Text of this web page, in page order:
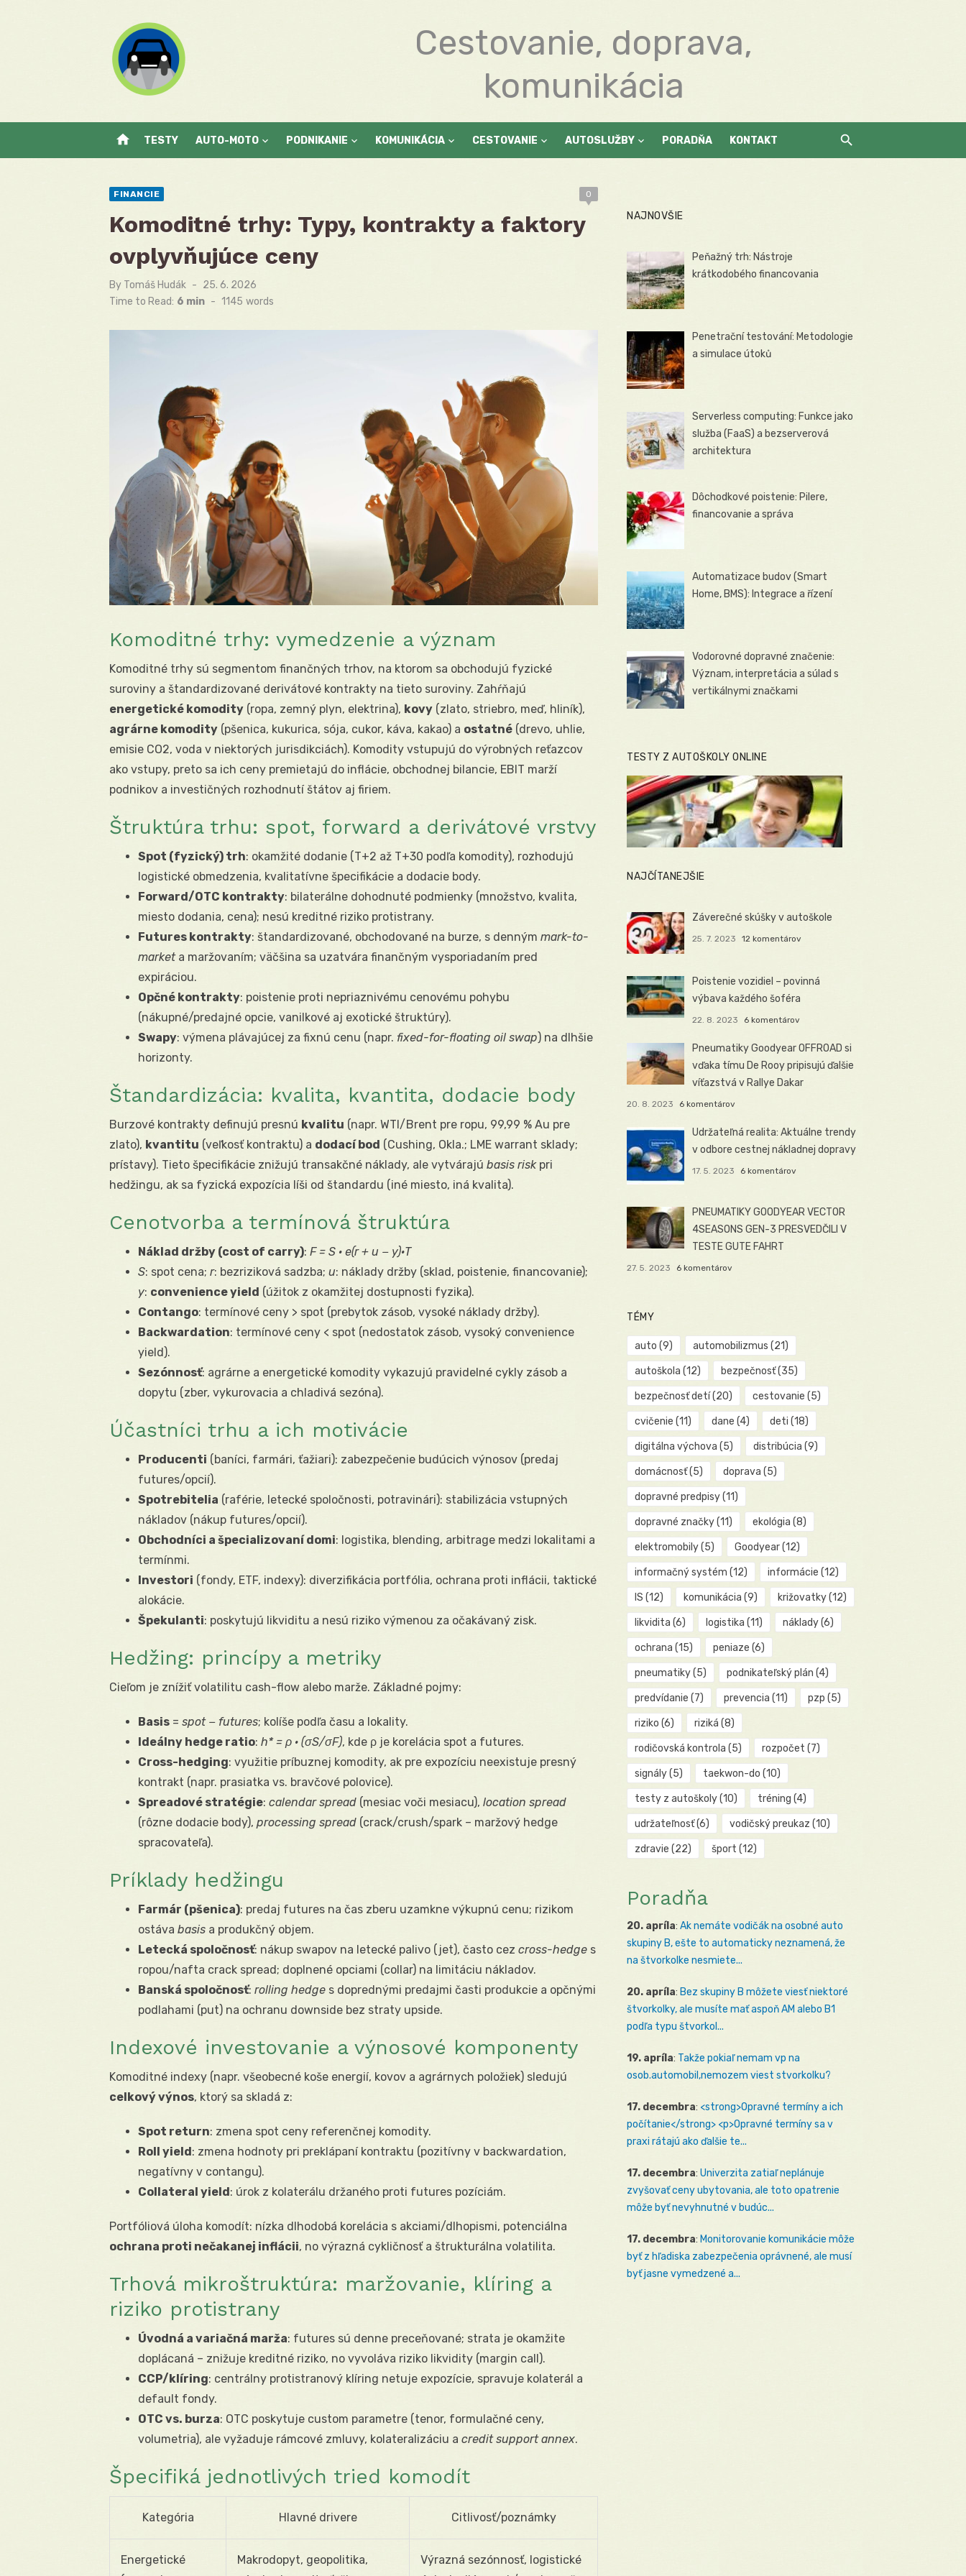
Cestovanie, doprava,
komunikácia
home TESTY AUTO-MOTO PODNIKANIE KOMUNIKÁCIA CESTOVANIE AUTOSLUŽBY PORADŇA KONTAKT
FINANCIE 0
Komoditné trhy: Typy, kontrakty a faktory
ovplyvňujúce ceny
By Tomáš Hudák
Posted
on
25. 6. 2026
Time to Read: 6 min - 1145 words
Komoditné trhy: vymedzenie a význam
Komoditné trhy sú segmentom finančných trhov, na ktorom sa obchodujú fyzické
suroviny a štandardizované derivátové kontrakty na tieto suroviny. Zahŕňajú
energetické komodity (ropa, zemný plyn, elektrina), kovy (zlato, striebro, meď, hliník),
agrárne komodity (pšenica, kukurica, sója, cukor, káva, kakao) a ostatné (drevo, uhlie,
emisie CO2, voda v niektorých jurisdikciách). Komodity vstupujú do výrobných reťazcov
ako vstupy, preto sa ich ceny premietajú do inflácie, obchodnej bilancie, EBIT marží
podnikov a investičných rozhodnutí štátov aj firiem.
Štruktúra trhu: spot, forward a derivátové vrstvy
Spot (fyzický) trh: okamžité dodanie (T+2 až T+30 podľa komodity), rozhodujú
logistické obmedzenia, kvalitatívne špecifikácie a dodacie body.
Forward/OTC kontrakty: bilaterálne dohodnuté podmienky (množstvo, kvalita,
miesto dodania, cena); nesú kreditné riziko protistrany.
Futures kontrakty: štandardizované, obchodované na burze, s denným mark-to-
marketa maržovaním; väčšina sa uzatvára finančným vysporiadaním pred
expiráciou.
Opčné kontrakty: poistenie proti nepriaznivému cenovému pohybu
(nákupné/predajné opcie, vanilkové aj exotické štruktúry).
Swapy: výmena plávajúcej za fixnú cenu (napr. fixed-for-floating oil swap) na dlhšie
horizonty.
Štandardizácia: kvalita, kvantita, dodacie body
Burzové kontrakty definujú presnú kvalitu (napr. WTI/Brent pre ropu, 99,99 % Au pre
zlato), kvantitu (veľkosť kontraktu) a dodací bod (Cushing, Okla.; LME warrant sklady;
prístavy). Tieto špecifikácie znižujú transakčné náklady, ale vytvárajú basis riskpri
hedžingu, ak sa fyzická expozícia líši od štandardu (iné miesto, iná kvalita).
Cenotvorba a termínová štruktúra
Náklad držby (cost of carry): F = S · e(r + u − y)·T
S: spot cena; r: bezriziková sadzba; u: náklady držby (sklad, poistenie, financovanie);
y: convenience yield (úžitok z okamžitej dostupnosti fyzika).
Contango: termínové ceny > spot (prebytok zásob, vysoké náklady držby).
Backwardation: termínové ceny < spot (nedostatok zásob, vysoký convenience
yield).
Sezónnosť: agrárne a energetické komodity vykazujú pravidelné cykly zásob a
dopytu (zber, vykurovacia a chladivá sezóna).
Účastníci trhu a ich motivácie
Producenti (baníci, farmári, ťažiari): zabezpečenie budúcich výnosov (predaj
futures/opcií).
Spotrebitelia (raférie, letecké spoločnosti, potravinári): stabilizácia vstupných
nákladov (nákup futures/opcií).
Obchodníci a špecializovaní domi: logistika, blending, arbitrage medzi lokalitami a
termínmi.
Investori (fondy, ETF, indexy): diverzifikácia portfólia, ochrana proti inflácii, taktické
alokácie.
Špekulanti: poskytujú likviditu a nesú riziko výmenou za očakávaný zisk.
Hedžing: princípy a metriky
Cieľom je znížiť volatilitu cash-flow alebo marže. Základné pojmy:
Basis = spot − futures; kolíše podľa času a lokality.
Ideálny hedge ratio: h* = ρ · (σS/σF), kde ρ je korelácia spot a futures.
Cross-hedging: využitie príbuznej komodity, ak pre expozíciu neexistuje presný
kontrakt (napr. prasiatka vs. bravčové polovice).
Spreadové stratégie: calendar spread (mesiac voči mesiacu), location spread
(rôzne dodacie body), processing spread (crack/crush/spark – maržový hedge
spracovateľa).
Príklady hedžingu
Farmár (pšenica): predaj futures na čas zberu uzamkne výkupnú cenu; rizikom
ostáva basis a produkčný objem.
Letecká spoločnosť: nákup swapov na letecké palivo (jet), často cez cross-hedge s
ropou/nafta crack spread; doplnené opciami (collar) na limitáciu nákladov.
Banská spoločnosť: rolling hedge s doprednými predajmi časti produkcie a opčnými
podlahami (put) na ochranu downside bez straty upside.
Indexové investovanie a výnosové komponenty
Komoditné indexy (napr. všeobecné koše energií, kovov a agrárnych položiek) sledujú
celkový výnos, ktorý sa skladá z:
Spot return: zmena spot ceny referenčnej komodity.
Roll yield : zmena hodnoty pri preklápaní kontraktu (pozitívny v backwardation,
negatívny v contangu).
Collateral yield : úrok z kolaterálu držaného proti futures pozíciám.
Portfóliová úloha komodít: nízka dlhodobá korelácia s akciami/dlhopismi, potenciálna
ochrana proti nečakanej inflácii, no výrazná cykličnosť a štrukturálna volatilita.
Trhová mikroštruktúra: maržovanie, klíring a
riziko protistrany
Úvodná a variačná marža: futures sú denne preceňované; strata je okamžite
doplácaná – znižuje kreditné riziko, no vyvoláva riziko likvidity (margin call).
CCP/klíring: centrálny protistranový klíring netuje expozície, spravuje kolaterál a
default fondy.
OTC vs. burza: OTC poskytuje custom parametre (tenor, formulačné ceny,
volumetria), ale vyžaduje rámcové zmluvy, kolateralizáciu a credit support annex.
Špecifiká jednotlivých tried komodít
Kategória Hlavné drivere Citlivosť/poznámky
Energetické
Makrodopyt, geopolitika,
Výrazná sezónnosť, logistické
NAJNOVŠIE
Peňažný trh: Nástroje
krátkodobého financovania
Penetrační testování: Metodologie
a simulace útoků
Serverless computing: Funkce jako
služba (FaaS) a bezserverová
architektura
Dôchodkové poistenie: Pilere,
financovanie a správa
Automatizace budov (Smart
Home, BMS): Integrace a řízení
Vodorovné dopravné značenie:
Význam, interpretácia a súlad s
vertikálnymi značkami
TESTY Z AUTOŠKOLY ONLINE
NAJČÍTANEJŠIE
Záverečné skúšky v autoškole
25. 7. 2023 12 komentárov
Poistenie vozidiel – povinná
výbava každého šoféra
22. 8. 2023 6 komentárov
Pneumatiky Goodyear OFFROAD si
vďaka tímu De Rooy pripisujú ďalšie
víťazstvá v Rallye Dakar
20. 8. 2023 6 komentárov
Udržateľná realita: Aktuálne trendy
v odbore cestnej nákladnej dopravy
17. 5. 2023 6 komentárov
PNEUMATIKY GOODYEAR VECTOR
4SEASONS GEN-3 PRESVEDČILI V
TESTE GUTE FAHRT
27. 5. 2023 6 komentárov
TÉMY
auto (9) automobilizmus (21)
autoškola (12) bezpečnosť(35)
bezpečnosť detí(20) cestovanie (5)
cvičenie (11) dane (4) deti (18)
digitálna výchova (5) distribúcia (9)
domácnosť(5) doprava (5)
dopravné predpisy(11)
dopravné značky(11) ekológia (8)
elektromobily(5) Goodyear(12)
informačný systém (12) informácie (12)
IS (12) komunikácia (9) križovatky(12)
likvidita (6) logistika (11) náklady(6)
ochrana (15) peniaze (6)
pneumatiky(5) podnikateľský plán (4)
predvídanie (7) prevencia (11) pzp (5)
riziko (6) riziká (8)
rodičovská kontrola (5) rozpočet (7)
signály(5) taekwon-do (10)
testy z autoškoly(10) tréning (4)
udržateľnosť(6) vodičský preukaz (10)
zdravie (22) šport (12)
Poradňa
20. apríla: Ak nemáte vodičák na osobné auto
skupiny B, ešte to automaticky neznamená, že
na štvorkolke nesmiete...
20. apríla: Bez skupiny B môžete viesť niektoré
štvorkolky, ale musíte mať aspoň AM alebo B1
podľa typu štvorkol...
19. apríla: Takže pokiaľ nemam vp na
osob.automobil,nemozem viest stvorkolku?
17. decembra: <strong>Opravné termíny a ich
počítanie</strong> <p>Opravné termíny sa v
praxi rátajú ako ďalšie te...
17. decembra: Univerzita zatiaľ neplánuje
zvyšovať ceny ubytovania, ale toto opatrenie
môže byť nevyhnutné v budúc...
17. decembra: Monitorovanie komunikácie môže
byť z hľadiska zabezpečenia oprávnené, ale musí
byť jasne vymedzené a...